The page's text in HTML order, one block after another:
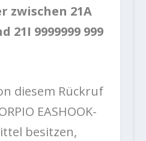
zwischen 21A
21I 9999999 999
diesem Rückruf
EASHOOK-
besitzen,